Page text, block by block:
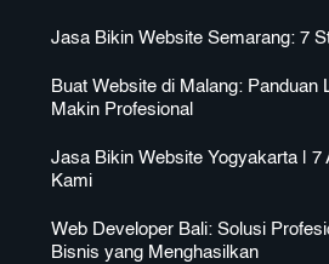
Jasa Bikin Website Semarang: 7
Buat Website di Malang: Panduan
Makin Profesional
Jasa Bikin Website Yogyakarta | 7
Kami
Web Developer Bali: Solusi
Bisnis yang Menghasilkan